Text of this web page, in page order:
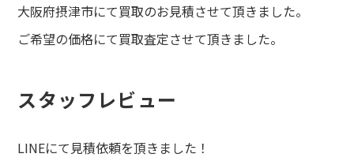
大阪府摂津市にて買取のお見積させて頂きました。
ご希望の価格にて買取査定させて頂きました。
スタッフレビュー
LINEにて見積依頼を頂きました！